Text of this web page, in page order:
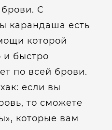
С
карандаша есть
которой
и быстро
по всей брови.
если вы
то сможете
которые вам